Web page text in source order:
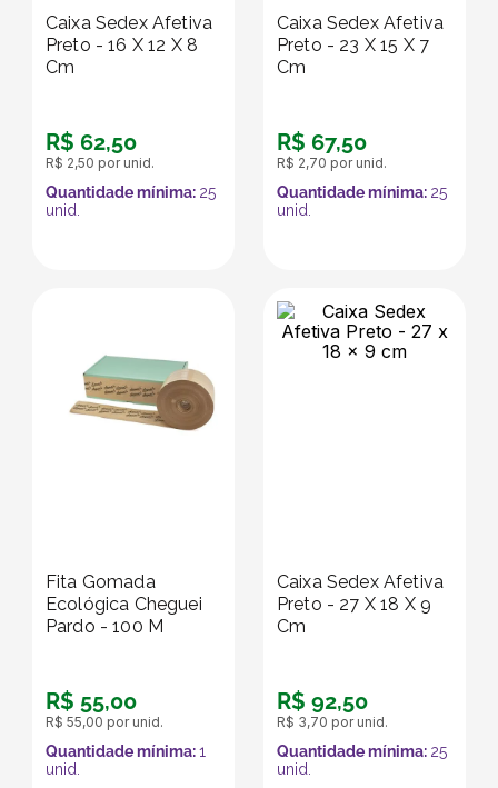
Caixa Sedex Afetiva
Preto - 16 X 12 X 8
Cm
R$ 62,50
R$ 2,50 por unid.
Quantidade mínima: 25
unid.
Caixa Sedex Afetiva
Preto - 23 X 15 X 7
Cm
R$ 67,50
R$ 2,70 por unid.
Quantidade mínima: 25
unid.
Fita Gomada
Ecológica Cheguei
Pardo - 100 M
R$ 55,00
R$ 55,00 por unid.
Quantidade mínima:1
unid.
Caixa Sedex Afetiva
Preto - 27 X 18 X 9
Cm
R$ 92,50
R$ 3,70 por unid.
Quantidade mínima: 25
unid.
papel semente
º saco